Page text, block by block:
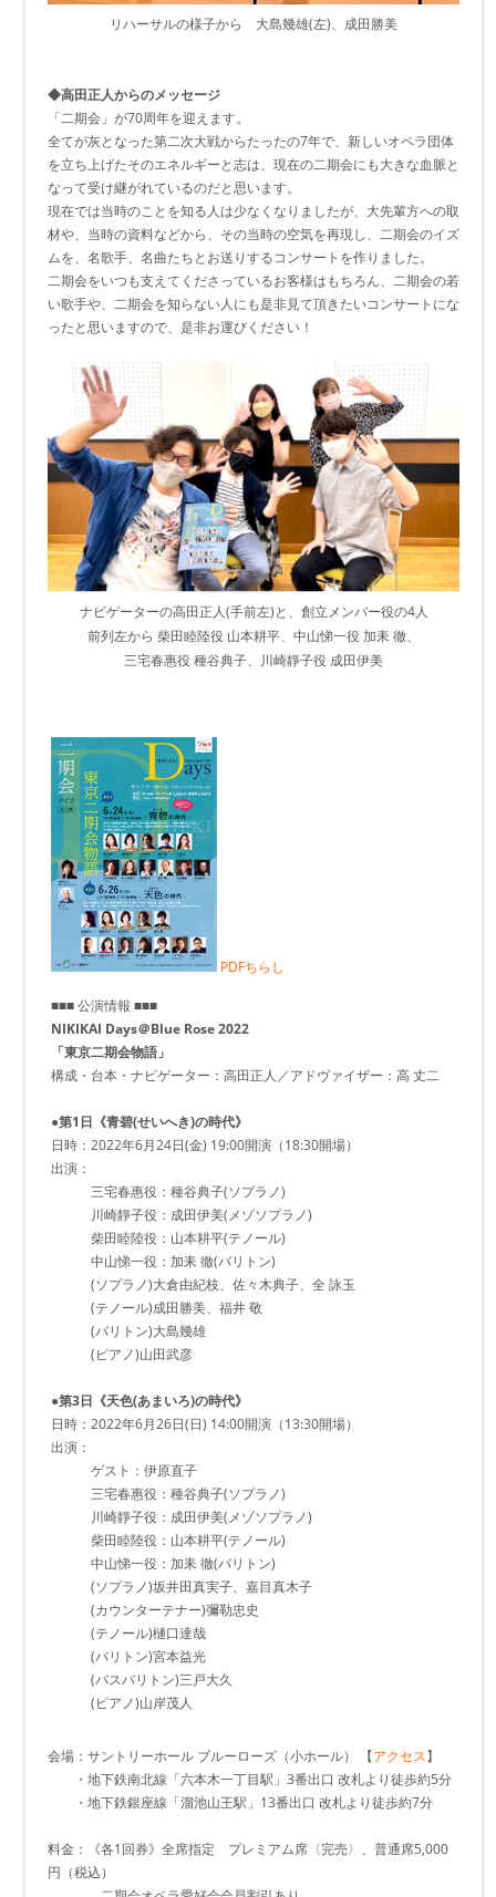
リハーサルの様子から 大島幾雄(左)、成田勝美
◆高田正人からのメッセージ
「二期会」が70周年を迎えます。
全てが灰となった第二次大戦からたったの7年で、新しいオペラ団体
を立ち上げたそのエネルギーと志は、現在の二期会にも大きな血脈と
なって受け継がれているのだと思います。
現在では当時のことを知る人は少なくなりましたが、大先輩方への取
材や、当時の資料などから、その当時の空気を再現し、二期会のイズ
ムを、名歌手、名曲たちとお送りするコンサートを作りました。
二期会をいつも支えてくださっているお客様はもちろん、二期会の若
い歌手や、二期会を知らない人にも是非見て頂きたいコンサートにな
ったと思いますので、是非お運びください！
ナビゲーターの高田正人(手前左)と、創立メンバー役の4人
前列左から 柴田睦陸役 山本耕平、中山悌一役 加耒 徹、
三宅春惠役 種谷典子、川崎靜子役 成田伊美
PDFちらし
■■■ 公演情報 ■■■
NIKIKAI Days＠Blue Rose 2022
「東京二期会物語」
構成・台本・ナビゲーター：高田正人／アドヴァイザー：高 丈二
●第1日《青碧(せいへき)の時代》
日時：2022年6月24日(金) 19:00開演（18:30開場）
出演：
三宅春惠役：種谷典子(ソプラノ)
川崎靜子役：成田伊美(メゾソプラノ)
柴田睦陸役：山本耕平(テノール)
中山悌一役：加耒 徹(バリトン)
(ソプラノ)大倉由紀枝、佐々木典子、全 詠玉
(テノール)成田勝美、福井 敬
(バリトン)大島幾雄
(ピアノ)山田武彦
●第3日《天色(あまいろ)の時代》
日時：2022年6月26日(日) 14:00開演（13:30開場）
出演：
ゲスト：伊原直子
三宅春惠役：種谷典子(ソプラノ)
川崎靜子役：成田伊美(メゾソプラノ)
柴田睦陸役：山本耕平(テノール)
中山悌一役：加耒 徹(バリトン)
(ソプラノ)坂井田真実子、嘉目真木子
(カウンターテナー)彌勒忠史
(テノール)樋口達哉
(バリトン)宮本益光
(バスバリトン)三戸大久
(ピアノ)山岸茂人
会場：サントリーホール ブルーローズ（小ホール） 【アクセス】
・地下鉄南北線「六本木一丁目駅」3番出口 改札より徒歩約5分
・地下鉄銀座線「溜池山王駅」13番出口 改札より徒歩約7分
料金：《各1回券》全席指定 プレミアム席〈完売〉、普通席5,000
円（税込）